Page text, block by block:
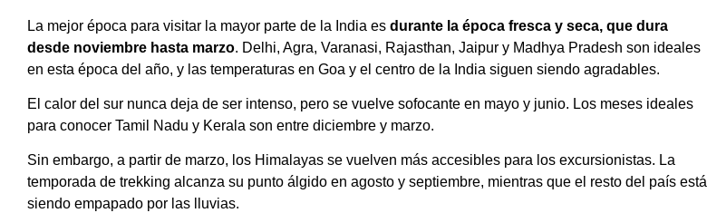
La mejor época para visitar la mayor parte de la India es durante la época fresca y seca, que dura
desde noviembre hasta marzo. Delhi, Agra, Varanasi, Rajasthan, Jaipur y Madhya Pradesh son ideales
en esta época del año, y las temperaturas en Goa y el centro de la India siguen siendo agradables.
El calor del sur nunca deja de ser intenso, pero se vuelve sofocante en mayo y junio. Los meses ideales
para conocer Tamil Nadu y Kerala son entre diciembre y marzo.
Sin embargo, a partir de marzo, los Himalayas se vuelven más accesibles para los excursionistas. La
temporada de trekking alcanza su punto álgido en agosto y septiembre, mientras que el resto del país está
siendo empapado por las lluvias.